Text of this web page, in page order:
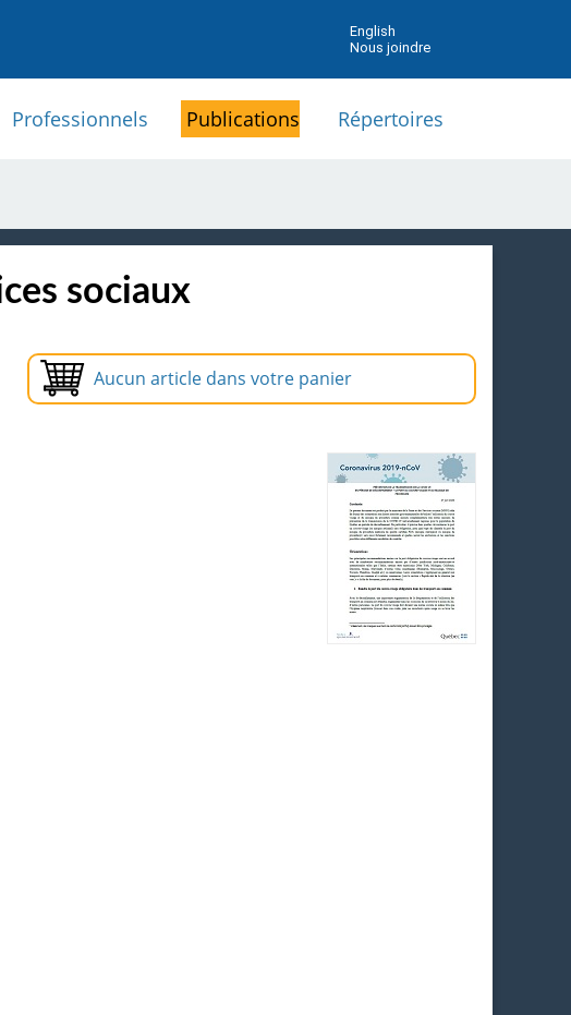
English
Nous joindre
Professionnels Publications Répertoires
sociaux
Aucun article dans votre panier